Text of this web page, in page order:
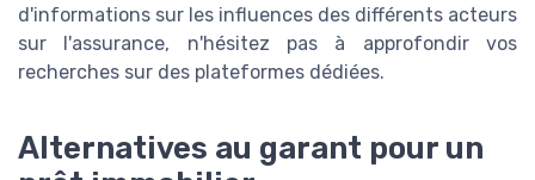
d'informations sur les influences des différents acteurs
sur l'assurance, n'hésitez pas à approfondir vos
recherches sur des plateformes dédiées.
Alternatives au garant pour un